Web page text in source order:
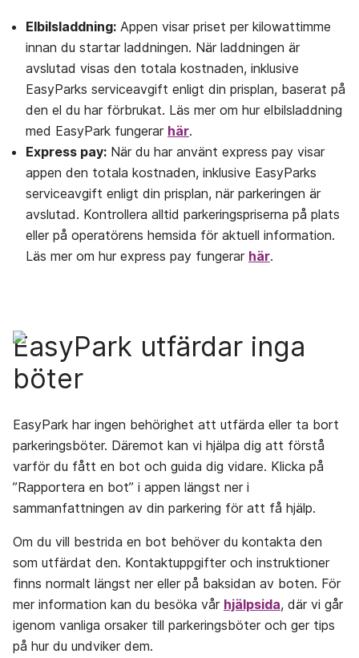
Elbilsladdning: Appen visar priset per kilowattimme
innan du startar laddningen. När laddningen är
avslutad visas den totala kostnaden, inklusive
EasyParks serviceavgift enligt din prisplan, baserat på
den el du har förbrukat. Läs mer om hur elbilsladdning
med EasyPark fungerar här.
Express pay: När du har använt express pay visar
appen den totala kostnaden, inklusive EasyParks
serviceavgift enligt din prisplan, när parkeringen är
avslutad. Kontrollera alltid parkeringspriserna på plats
eller på operatörens hemsida för aktuell information.
Läs mer om hur express pay fungerar här.
EasyPark utfärdar inga
böter
EasyPark har ingen behörighet att utfärda eller ta bort
parkeringsböter. Däremot kan vi hjälpa dig att förstå
varför du fått en bot och guida dig vidare. Klicka på
”Rapportera en bot” i appen längst ner i
sammanfattningen av din parkering för att få hjälp.
Om du vill bestrida en bot behöver du kontakta den
som utfärdat den. Kontaktuppgifter och instruktioner
finns normalt längst ner eller på baksidan av boten. För
mer information kan du besöka vår hjälpsida, där vi går
igenom vanliga orsaker till parkeringsböter och ger tips
på hur du undviker dem.